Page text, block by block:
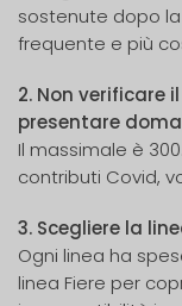
sostenute dopo la
frequente e più
2. Non verificare
presentare
Il massimale è
contributi Covid,
3. Scegliere la
Ogni linea ha
linea Fiere per